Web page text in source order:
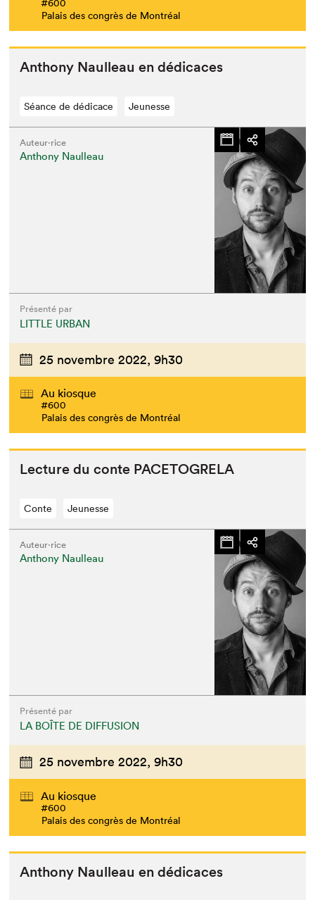
#600
Palais des congrès de Montréal
Antho­ny Naul­leau en dédicaces
Séance de dédicace Jeunesse
Auteur·rice
Anthony Naulleau
Présenté par
LITTLE URBAN
25 novembre 2022, 9h30
Au kiosque
#600
Palais des congrès de Montréal
Lec­ture du con­te PACETOGRELA
Conte Jeunesse
Auteur·rice
Anthony Naulleau
Présenté par
LA BOÎTE DE DIFFUSION
25 novembre 2022, 9h30
Au kiosque
#600
Palais des congrès de Montréal
Antho­ny Naul­leau en dédicaces